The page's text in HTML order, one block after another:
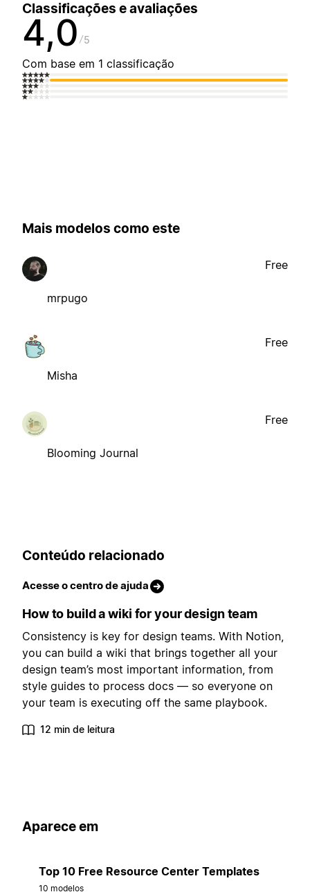
Classificações e avaliações
4,0 5
Com base em 1 classificação
Mais modelos como este
mrpugo
Free
Misha
Free
Blooming Journal
Free
Conteúdo relacionado
Acesse o centro de ajuda
How to build a wiki for your design team
Consistency is key for design teams. With Notion,
you can build a wiki that brings together all your
design team’s most important information, from
style guides to process docs — so everyone on
your team is executing off the same playbook.
12 min de leitura
Aparece em
Top 10 Free Resource Center Templates
10 modelos